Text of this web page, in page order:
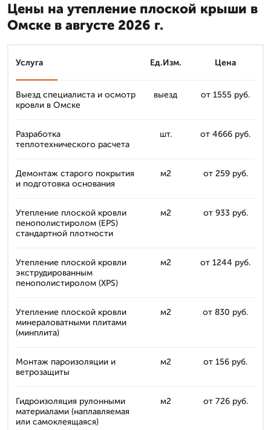
Цены на утепление плоской крыши в
Омске в августе 2026 г.
Услуга Ед.Изм. Цена
Выезд специалиста и осмотр
кровли в Омске
выезд от 1555 руб.
Разработка
теплотехнического расчета
шт. от 4666 руб.
Демонтаж старого покрытия
и подготовка основания
м2 от 259 руб.
Утепление плоской кровли
пенополистиролом (EPS)
стандартной плотности
м2 от 933 руб.
Утепление плоской кровли
экструдированным
пенополистиролом (XPS)
м2 от 1244 руб.
Утепление плоской кровли
минераловатными плитами
(минплита)
м2 от 830 руб.
Монтаж пароизоляции и
ветрозащиты
м2 от 156 руб.
Гидроизоляция рулонными
материалами (наплавляемая
или самоклеящаяся)
м2 от 726 руб.